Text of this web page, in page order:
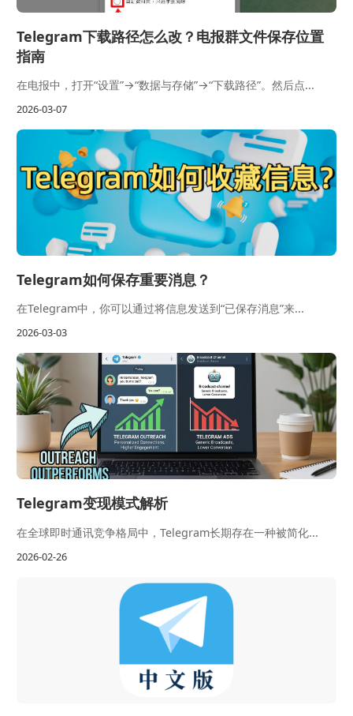
Telegram下载路径怎么改？电报群文件保存位置
指南
在电报中，打开“设置”→“数据与存储”→“下载路径”。然后点...
2026-03-07
Telegram如何保存重要消息？
在Telegram中，你可以通过将信息发送到“已保存消息”来...
2026-03-03
Telegram变现模式解析
在全球即时通讯竞争格局中，Telegram长期存在一种被简化...
2026-02-26